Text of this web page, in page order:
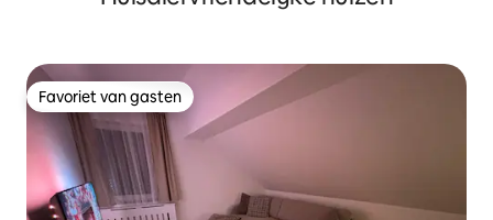
Favoriet van gasten
Favoriet van gasten